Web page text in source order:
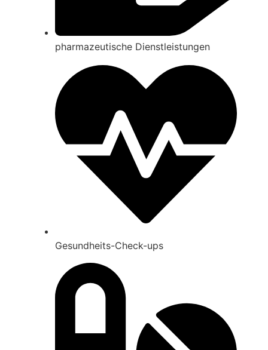
pharma­zeutische Dienst­leist­ungen
Gesund­heits-Check-ups